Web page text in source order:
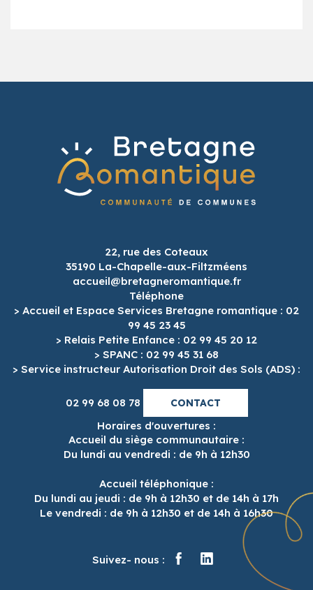
22, rue des Coteaux
35190 La-Chapelle-aux-Filtzméens
accueil@bretagneromantique.fr
Téléphone
> Accueil et Espace Services Bretagne romantique : 02
99 45 23 45
> Relais Petite Enfance : 02 99 45 20 12
> SPANC : 02 99 45 31 68
> Service instructeur Autorisation Droit des Sols (ADS) :
02 99 68 08 78 CONTACT
Horaires d'ouvertures :
Accueil du siège communautaire :
Du lundi au vendredi : de 9h à 12h30
Accueil téléphonique :
Du lundi au jeudi : de 9h à 12h30 et de 14h à 17h
Le vendredi : de 9h à 12h30 et de 14h à 16h30
Suivez- nous :